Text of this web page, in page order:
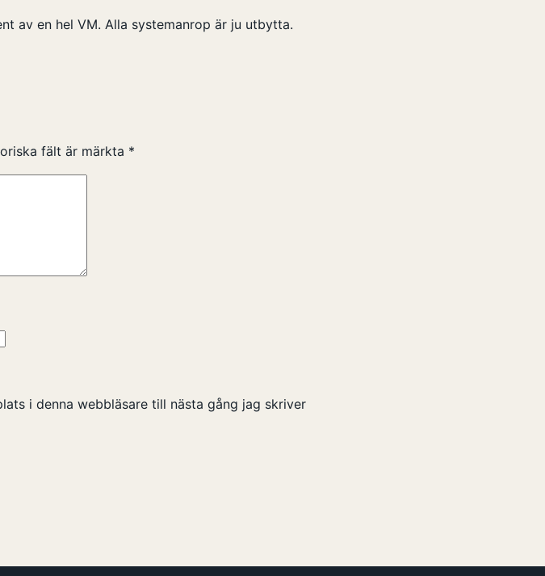
av en hel VM. Alla systemanrop är ju utbytta.
fält är märkta *
i denna webbläsare till nästa gång jag skriver